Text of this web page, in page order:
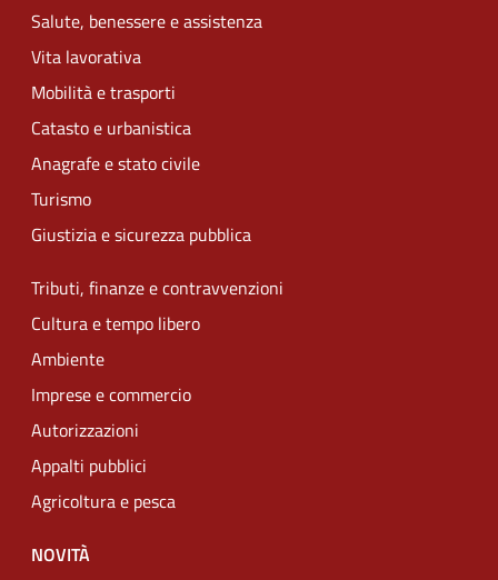
Salute, benessere e assistenza
Vita lavorativa
Mobilità e trasporti
Catasto e urbanistica
Anagrafe e stato civile
Turismo
Giustizia e sicurezza pubblica
Tributi, finanze e contravvenzioni
Cultura e tempo libero
Ambiente
Imprese e commercio
Autorizzazioni
Appalti pubblici
Agricoltura e pesca
NOVITÀ